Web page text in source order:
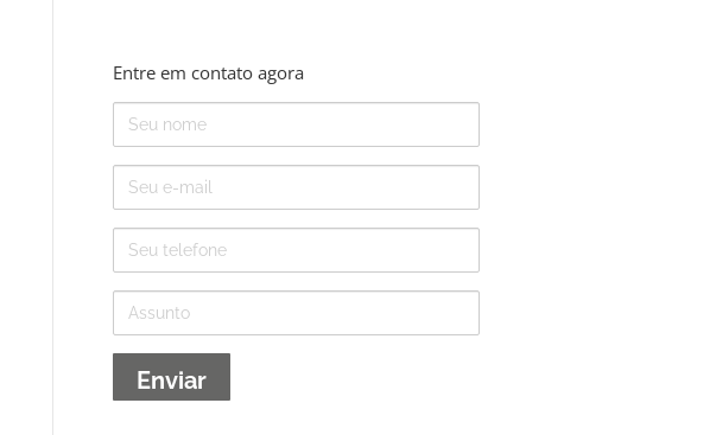
Entre em contato agora
Nome
mail
Telefone
Assunto